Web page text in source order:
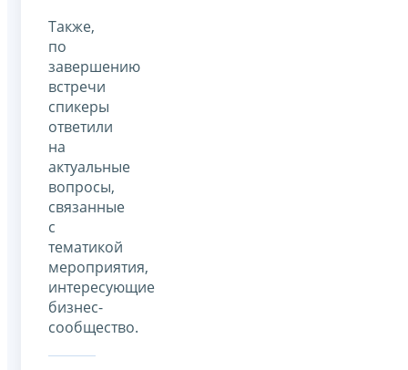
Также,
по
завершению
встречи
спикеры
ответили
на
актуальные
вопросы,
связанные
с
тематикой
мероприятия,
интересующие
бизнес-
сообщество.